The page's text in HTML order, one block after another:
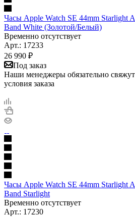
Часы Apple Watch SE 44mm Starlight
Band White (Золотой/Белый)
Временно отсутствует
Арт.: 17233
26 990 ₽
Под заказ
Наши менеджеры обязательно
условия заказа
Часы Apple Watch SE 44mm Starlight
Band Starlight
Временно отсутствует
Арт.: 17230